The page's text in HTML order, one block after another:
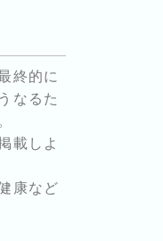
終的に
なるた
載しよ
康など